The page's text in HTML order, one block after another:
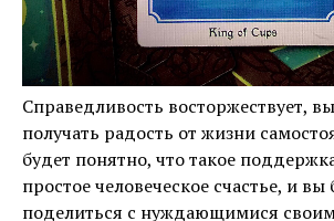
Справедливость восторжествует,
получать радость от жизни
будет понятно, что такое
простое человеческое счастье, и вы
поделиться с нуждающимися